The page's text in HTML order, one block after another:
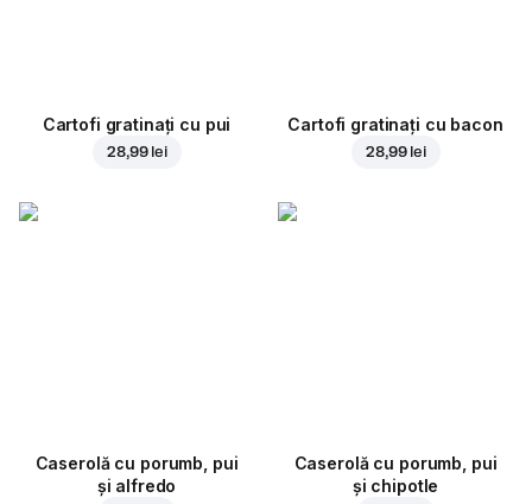
Cartofi gratinați cu pui
28,99 lei
Cartofi gratinați cu bacon
28,99 lei
Caserolă cu porumb, pui
și alfredo
Caserolă cu porumb, pui
și chipotle